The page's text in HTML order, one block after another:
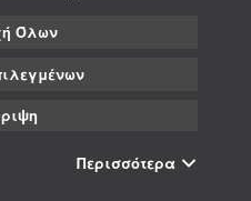
Όλων
Περισσότερα